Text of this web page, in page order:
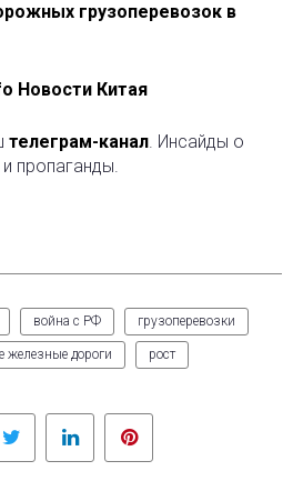
грузоперевозок в
Новости Китая
телеграм-канал. Инсайды о
пропаганды.
война с РФ грузоперевозки
железные дороги рост
Twitter LinkedIn